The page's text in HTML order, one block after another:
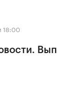
18:00